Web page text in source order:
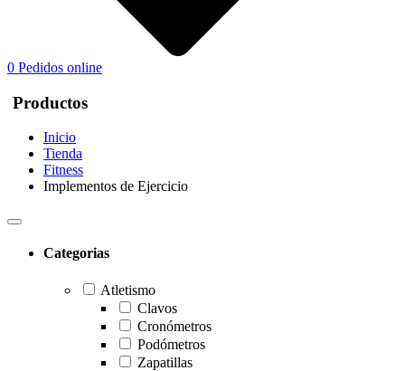
0 Pedidos online
Productos
Inicio
Tienda
Fitness
Implementos de Ejercicio
Categorias
Atletismo
Clavos
Cronómetros
Podómetros
Zapatillas